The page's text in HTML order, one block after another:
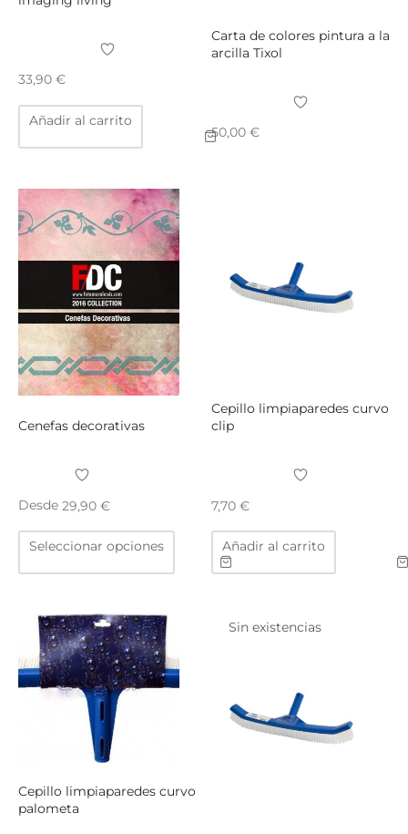
33,90 €
Añadir al carrito
Carta de colores pintura a la
arcilla Tixol
50,00 €
Cenefas decorativas
Desde 29,90 €
Seleccionar opciones
Este
producto
tiene
variantes.
opciones
se
página
Cepillo limpiaparedes curvo
clip
7,70 €
Añadir al carrito
Cepillo limpiaparedes curvo
palometa
Sin existencias